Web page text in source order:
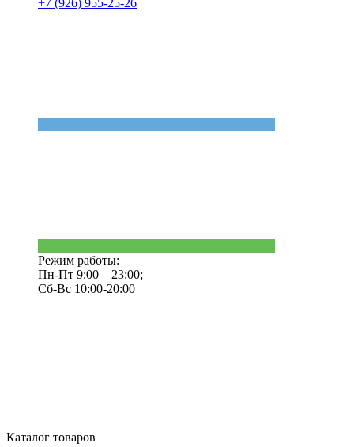
+7 (926) 955-25-26
Режим работы:
Пн-Пт 9:00—23:00;
Сб-Вс 10:00-20:00
Каталог товаров